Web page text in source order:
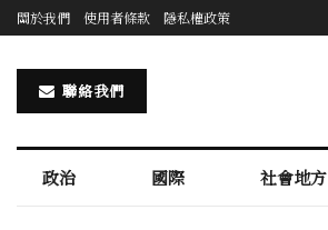
關於我們 使用者條款 隱私權政策
聯絡我們
政治 國際 社會地方